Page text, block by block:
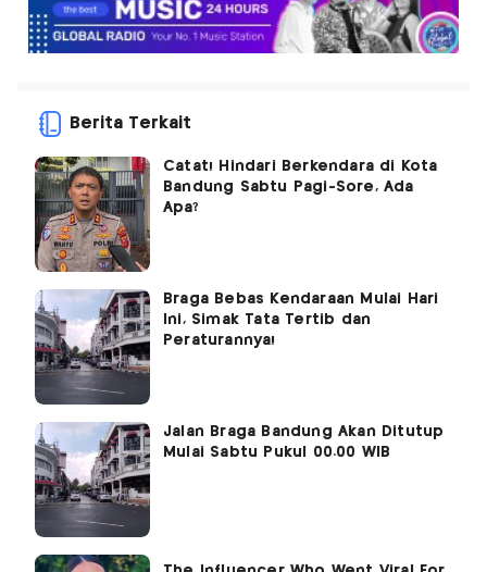
Berita Terkait
Catat! Hindari Berkendara di Kota
Bandung Sabtu Pagi-Sore, Ada
Apa?
Braga Bebas Kendaraan Mulai Hari
Ini, Simak Tata Tertib dan
Peraturannya!
Jalan Braga Bandung Akan Ditutup
Mulai Sabtu Pukul 00.00 WIB